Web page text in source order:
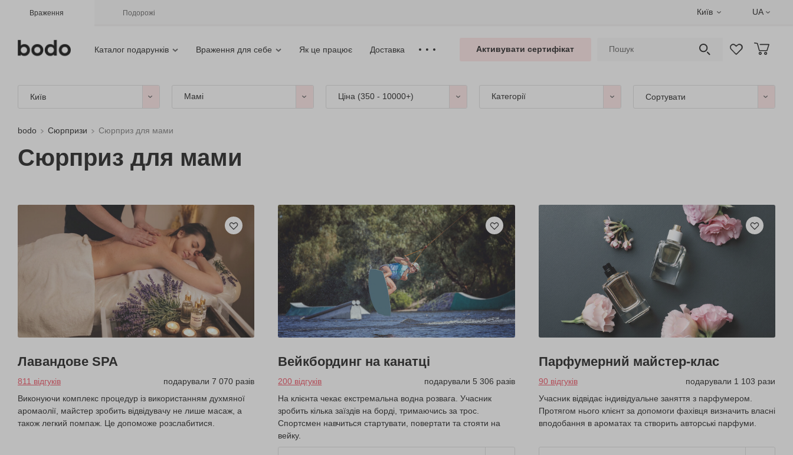
Враження Подорожі Київ UA
Каталог подарунків Враження для себе Як це працює Доставка Активувати сертифікат
Київ Мамі Ціна (350 - 10000+) Категорії Сортувати
bodo Сюрпризи Сюрприз для мами
Сюрприз для мами
Лавандове SPA
811 відгуків
подарували 7 070 разів
Виконуючи комплекс процедур із використанням духмяної
аромаолії, майстер зробить відвідувачу не лише масаж, а
також легкий помпаж. Це допоможе розслабитися.
Вейкбординг на канатці
200 відгуків
подарували 5 306 разів
На клієнта чекає екстремальна водна розвага. Учасник
зробить кілька заїздів на борді, тримаючись за трос.
Спортсмен навчиться стартувати, повертати та стояти на
вейку.
Парфумерний майстер-клас
90 відгуків
подарували 1 103 рази
Учасник відвідає індивідуальне заняття з парфумером.
Протягом нього клієнт за допомоги фахівця визначить власні
вподобання в ароматах та створить авторські парфуми.